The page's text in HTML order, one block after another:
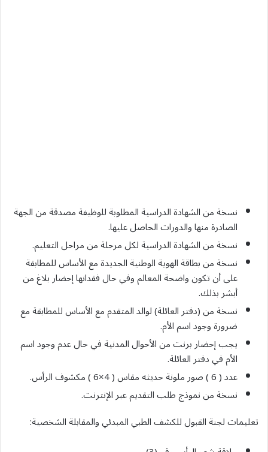
نسخة من الشهادة الدراسية المطلوبة للوظيفة مصدقة من الجهة
الصادرة منها والدورات الحاصل عليها.
نسخة من الشهادة الدراسية لكل مرحلة من مراحل التعليم.
نسخة من بطاقة الهوية الوطنية الجديدة مع الأساس للمطابقة
على أن تكون واضحة المعالم وفي حال فقدانها إحضار بلاغ من
أبشر بذلك.
نسخة من (دفتر العائلة) لوالد المتقدم مع الأساس للمطابقة مع
ضرورة وجود اسم الأم.
يجب إحضار برنت من الأحوال المدنية في حال عدم وجود اسم
الأم في دفتر العائلة.
عدد ( 6 ) صور ملونة حديثه مقاس ( 4×6 ) مكشوف الرأس.
نسخة من نموذج طلب التقديم عبر الإنترنت.
تعليمات لجنة القبول للكشف الطبي المبدئي والمقابلة الشخصية: